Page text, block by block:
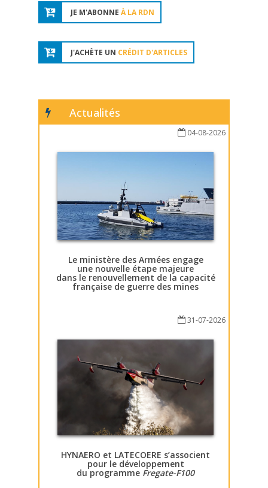
JE M'ABONNE À LA RDN
J'ACHÈTE UN CRÉDIT D'ARTICLES
Actualités
04-08-2026
Le ministère des Armées engage
une nouvelle étape majeure
dans le renouvellement de la capacité
française de guerre des mines
31-07-2026
HYNAERO et LATECOERE s’associent
pour le développement
du programme Fregate-F100